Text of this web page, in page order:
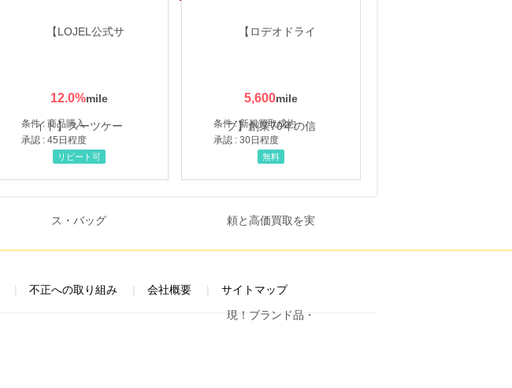
12.0%
条件 : 商品購入
承認 : 45日程度
リピート可
5,600
条件 : 新規買取成約
承認 : 30日程度
無料
不正への取り組み 会社概要 サイトマップ